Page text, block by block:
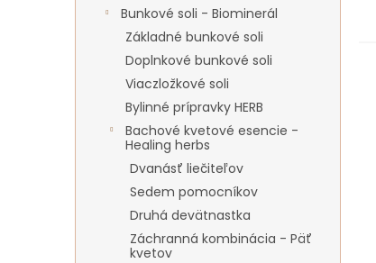
Bunkové soli - Biominerál
Základné bunkové soli
Doplnkové bunkové soli
Viaczložkové soli
Bylinné prípravky HERB
Bachové kvetové esencie -
Healing herbs
Dvanásť liečiteľov
Sedem pomocníkov
Druhá devätnastka
Záchranná kombinácia - Päť
kvetov